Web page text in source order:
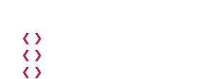
❮ ❯
❮ ❯
❮ ❯